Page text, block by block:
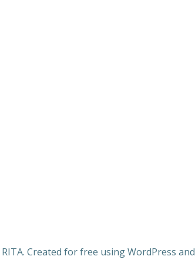
Created for free using WordPress and